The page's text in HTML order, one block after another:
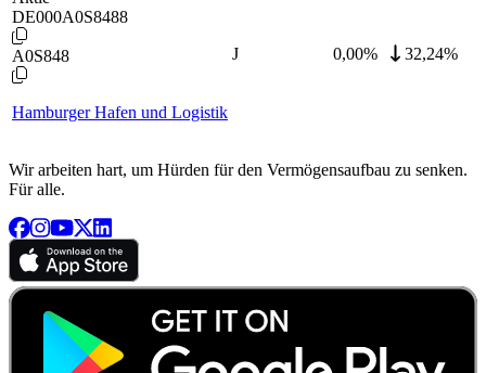
DE000A0S8488
A0S848
Hamburger Hafen und Logistik
J 0,00% 32,24%
Wir arbeiten hart, um Hürden für den Vermögensaufbau zu senken.
Für alle.